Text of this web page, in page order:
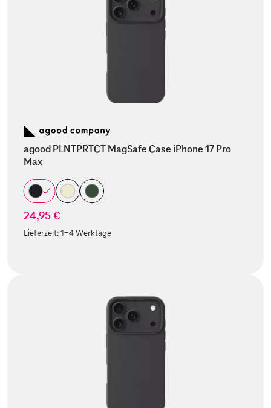
agood PLNTPRTCT MagSafe Case iPhone 17 Pro
Max
24,95 €
Lieferzeit:1-4 Werktage